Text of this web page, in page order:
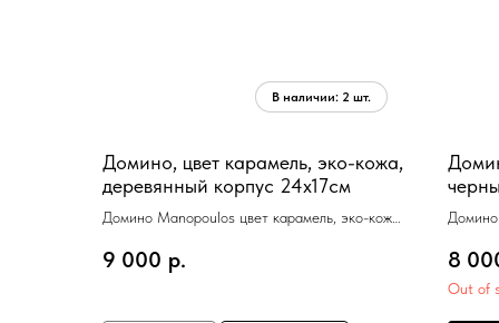
Домино, цвет карамель, эко-кожа,
деревянный корпус 24x17см
Домино Manopoulos цвет карамель, эко-кожа,
9 000 р. 8
Out of